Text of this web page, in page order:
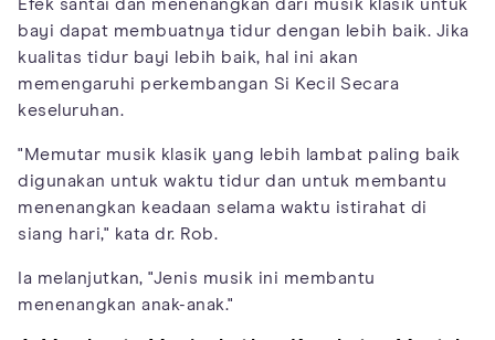
Efek santai dan menenangkan dari musik klasik untuk
bayi dapat membuatnya tidur dengan lebih baik. Jika
kualitas tidur bayi lebih baik, hal ini akan
memengaruhi perkembangan Si Kecil Secara
keseluruhan.
"Memutar musik klasik yang lebih lambat paling baik
digunakan untuk waktu tidur dan untuk membantu
menenangkan keadaan selama waktu istirahat di
siang hari," kata dr. Rob.
Ia melanjutkan, "Jenis musik ini membantu
menenangkan anak-anak."